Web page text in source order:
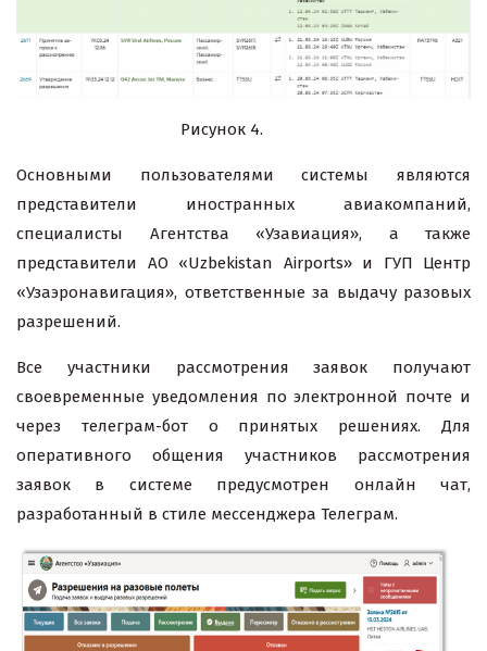
Рисунок 4.
Основными пользователями системы являются
представители иностранных авиакомпаний,
специалисты Агентства «Узавиация», а также
представители АО «Uzbekistan Airports» и ГУП Центр
«Узаэронавигация», ответственные за выдачу разовых
разрешений.
Все участники рассмотрения заявок получают
своевременные уведомления по электронной почте и
через телеграм-бот о принятых решениях. Для
оперативного общения участников рассмотрения
заявок в системе предусмотрен онлайн чат,
разработанный в стиле мессенджера Телеграм.